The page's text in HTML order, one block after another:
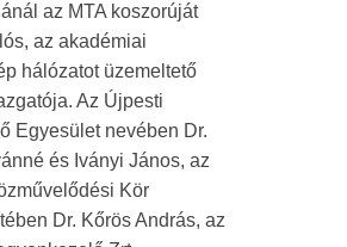
az MTA koszorúját
az akadémiai
hálózatot üzemeltető
Az Újpesti
Egyesület nevében Dr.
és Iványi János, az
Kör
Dr. Kőrös András, az